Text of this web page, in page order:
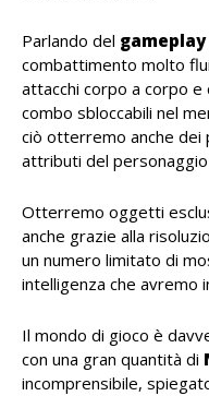
Parlando del gameplay
combattimento molto
attacchi corpo a corpo e
combo sbloccabili nel
ciò otterremo anche dei
attributi del
Otterremo oggetti
anche grazie alla
un numero limitato di
intelligenza che avremo
Il mondo di gioco è
con una gran quantità di
incomprensibile,